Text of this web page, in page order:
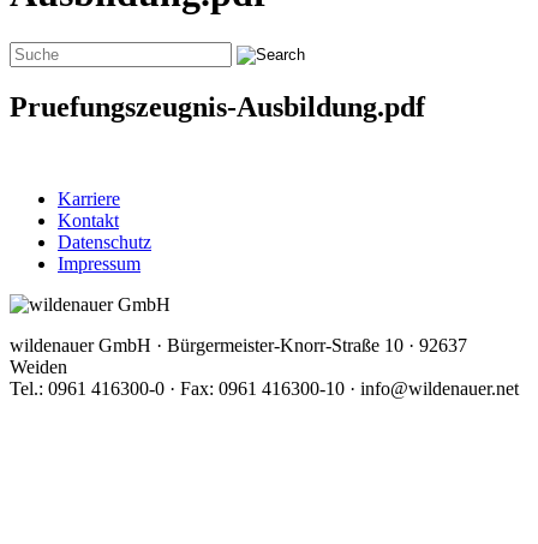
Pruefungszeugnis-Ausbildung.pdf
Karriere
Kontakt
Datenschutz
Impressum
wildenauer GmbH · Bürgermeister-Knorr-Straße 10 · 92637
Weiden
Tel.: 0961 416300-0 · Fax: 0961 416300-10 · info@wildenauer.net